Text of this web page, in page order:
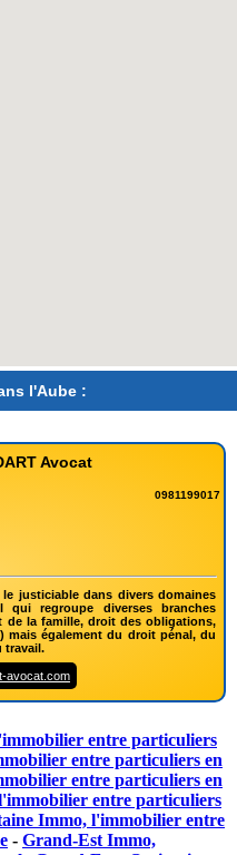
l'Aube :
Avocat
0981199017
justiciable dans divers domaines
regroupe diverses branches
de la famille, droit des obligations,
mais également du droit pénal, du
travail.
avocat.com
entre particuliers
entre particuliers en
entre particuliers en
entre particuliers
Immo, l'immobilier entre
- Grand-Est Immo,